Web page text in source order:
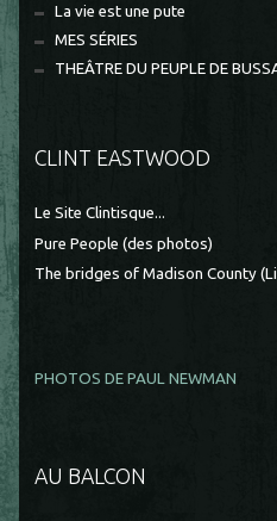
La vie est une pute
MES SÉRIES
THEÂTRE DU PEUPLE DE
CLINT EASTWOOD
Le Site Clintisque...
Pure People (des photos)
The bridges of Madison County
PHOTOS DE PAUL NEWMAN
AU BALCON